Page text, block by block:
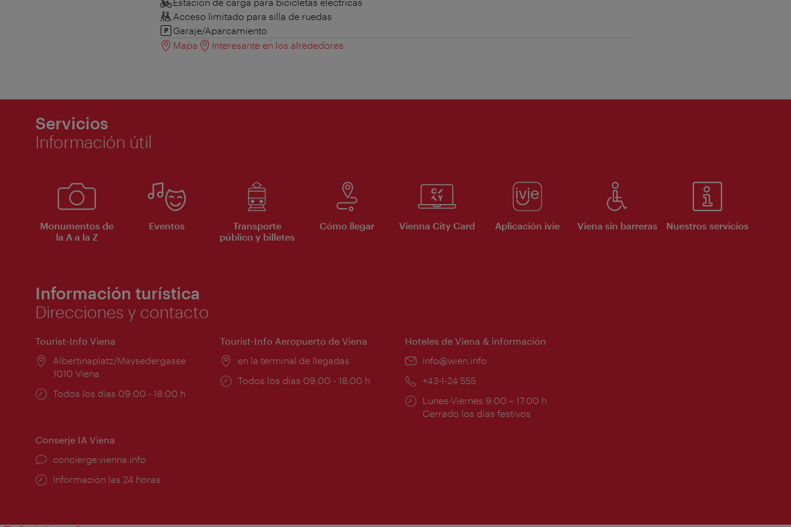
Acceso limitado para silla de ruedas
Garaje/Aparcamiento
Mapa
Interesante en los alrededores
Servicios
Información útil
Monumentos de
la A a la Z
Eventos
Transporte
público y billetes
Cómo llegar Vienna City Card Aplicación ivie Viena sin barreras Nuestros servicios
Información turística
Direcciones y contacto
Tourist-Info Viena
Lugar:
Albertinaplatz/Maysedergasse
1010 Viena
Horarios
Todos los días 09:00 - 18:00 h
Tourist-Info Aeropuerto de Viena
Lugar:
en la terminal de llegadas
Horarios
Todos los días 09:00 - 18:00 h
Hoteles de Viena & información
e-
info@wien.info
Teléfono:
+43-1-24 555
Horarios
de
Lunes-Viernes 9:00 – 17:00 h
Cerrado los días festivos
Conserje IA Viena
concierge.vienna.info
Información las 24 horas